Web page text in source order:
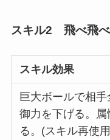
スキル2 飛べ飛べ
スキル効果
巨大ボールで相
御力を下げる。
る。(スキル再使